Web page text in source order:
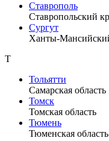
Ставрополь
Ставропольский
Сургут
Ханты-
Т
Тольятти
Самарская область
Томск
Томская область
Тюмень
Тюменская область